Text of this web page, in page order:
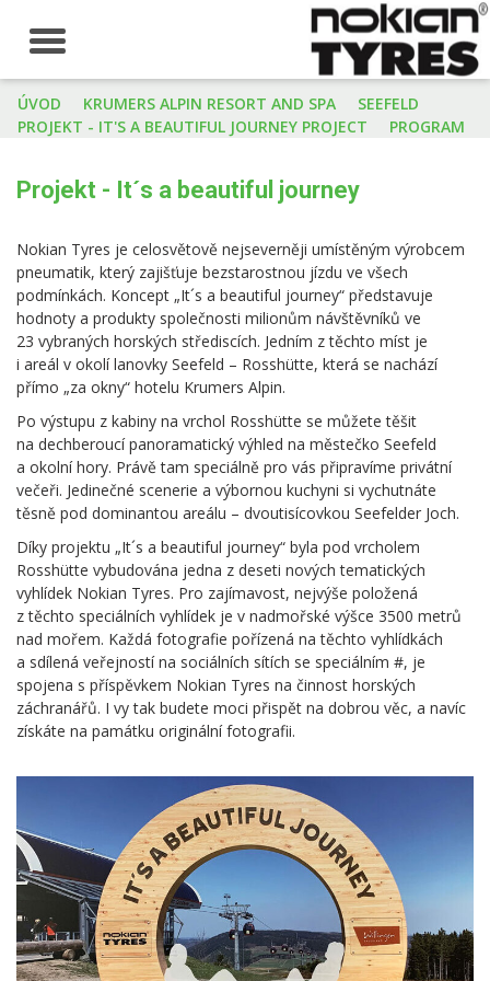
Toggle
navigation
Projekt - It´s a beautiful journey
ÚVOD KRUMERS ALPIN RESORT AND SPA
SEEFELD
PROJEKT - IT'S A BEAUTIFUL JOURNEY PROJECT
PROGRAM
Nokian Tyres je celosvětově nejseverněji umístěným výrobcem
pneumatik, který zajišťuje bezstarostnou jízdu ve všech
podmínkách. Koncept „It´s a beautiful journey“ představuje
hodnoty a produkty společnosti milionům návštěvníků ve
23 vybraných horských střediscích. Jedním z těchto míst je
i areál v okolí lanovky Seefeld – Rosshütte, která se nachází
přímo „za okny“ hotelu Krumers Alpin.
Po výstupu z kabiny na vrchol Rosshütte se můžete těšit
na dechberoucí panoramatický výhled na městečko Seefeld
a okolní hory. Právě tam speciálně pro vás připravíme privátní
večeři. Jedinečné scenerie a výbornou kuchyni si vychutnáte
těsně pod dominantou areálu – dvoutisícovkou Seefelder Joch.
Díky projektu „It´s a beautiful journey“ byla pod vrcholem
Rosshütte vybudována jedna z deseti nových tematických
vyhlídek Nokian Tyres. Pro zajímavost, nejvýše položená
z těchto speciálních vyhlídek je v nadmořské výšce 3500 metrů
nad mořem. Každá fotografie pořízená na těchto vyhlídkách
a sdílená veřejností na sociálních sítích se speciálním #, je
spojena s příspěvkem Nokian Tyres na činnost horských
záchranářů. I vy tak budete moci přispět na dobrou věc, a navíc
získáte na památku originální fotografii.